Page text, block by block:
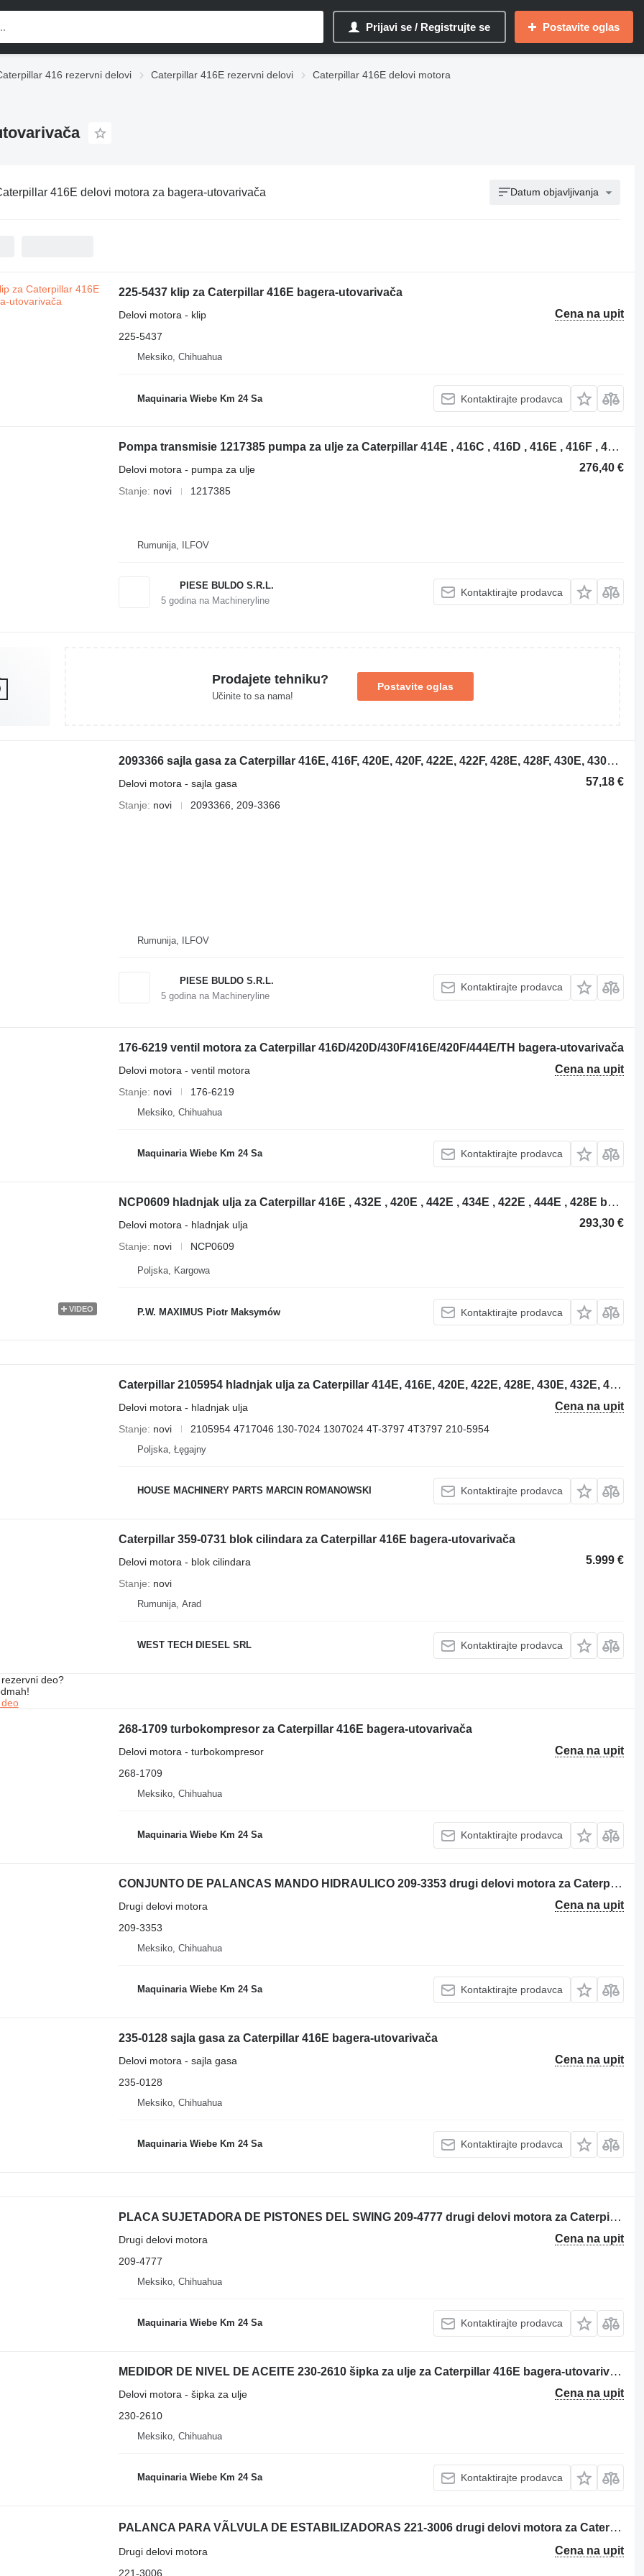
Prijavi se / Registrujte se Postavite oglas
416 rezervni delovi Caterpillar 416E rezervni delovi
Caterpillar 416E delovi motora
416E delovi motora za bagerа-utovarivačа Datum objavljivanja
225-5437 klip za Caterpillar 416E bagera-utovarivača
Cena na upit
Delovi motora - klip
225-5437
Meksiko, Chihuahua
Maquinaria Wiebe Km 24 Sa Kontaktirajte prodavca
Pompa transmisie 1217385 pumpa za ulje za Caterpillar 414E , 416C , 416D , 416E , 416F , 420D , 420E , 420F , 422E , 422F , 424B , 424B HD , 424D , 426C , 428C , 428D , 428E , 428F , 430D , 430E , 430F , 432D , 432E , 432F , 434E , 434F , 436C , 438C , 438D , 442D , 442E , 444E , 444F bagera-utovarivača
276,40 €
Delovi motora - pumpa za ulje
Stanje
novi 1217385
Rumunija, ILFOV
PIESE BULDO S.R.L.
5godina na Machineryline
Kontaktirajte prodavca
Prodajete tehniku?
Učinite to sa nama!
Postavite oglas
2093366 sajla gasa za Caterpillar 416E, 416F, 420E, 420F, 422E, 422F, 428E, 428F, 430E, 430F, 432E, 432F, 434E, 434F, 442E, 444E, 444F bagera-utovarivača
57,18 €
Delovi motora - sajla gasa
Stanje
novi 2093366, 209-3366
Rumunija, ILFOV
PIESE BULDO S.R.L.
5godina na Machineryline
Kontaktirajte prodavca
176-6219 ventil motora za Caterpillar 416D/420D/430F/416E/420F/444E/TH bagera-utovarivača
Cena na upit
Delovi motora - ventil motora
Stanje
novi 176-6219
Meksiko, Chihuahua
Maquinaria Wiebe Km 24 Sa Kontaktirajte prodavca
VIDEO
NCP0609 hladnjak ulja za Caterpillar 416E , 432E , 420E , 442E , 434E , 422E , 444E , 428E bagera-utovarivača
293,30 €
Delovi motora - hladnjak ulja
Stanje
novi NCP0609
Poljska, Kargowa
P.W. MAXIMUS Piotr Maksymów Kontaktirajte prodavca
Caterpillar 2105954 hladnjak ulja za Caterpillar 414E, 416E, 420E, 422E, 428E, 430E, 432E, 434E, 442E, 444E bagera-utovarivača
Cena na upit
Delovi motora - hladnjak ulja
Stanje
novi 2105954 4717046 130-7024 1307024 4T-3797 4T3797 210-5954
Poljska, Łęgajny
HOUSE MACHINERY PARTS MARCIN ROMANOWSKI Kontaktirajte prodavca
Caterpillar 359-0731 blok cilindara za Caterpillar 416E bagera-utovarivača
5.999 €
Delovi motora - blok cilindara
Stanje
novi
Rumunija, Arad
WEST TECH DIESEL SRL Kontaktirajte prodavca
dеo?
268-1709 turbokompresor za Caterpillar 416E bagera-utovarivača
Cena na upit
Delovi motora - turbokompresor
268-1709
Meksiko, Chihuahua
Maquinaria Wiebe Km 24 Sa Kontaktirajte prodavca
CONJUNTO DE PALANCAS MANDO HIDRAULICO 209-3353 drugi delovi motora za Caterpillar 416E bagera-utovarivača
Cena na upit
Drugi delovi motora
209-3353
Meksiko, Chihuahua
Maquinaria Wiebe Km 24 Sa Kontaktirajte prodavca
235-0128 sajla gasa za Caterpillar 416E bagera-utovarivača
Cena na upit
Delovi motora - sajla gasa
235-0128
Meksiko, Chihuahua
Maquinaria Wiebe Km 24 Sa Kontaktirajte prodavca
PLACA SUJETADORA DE PISTONES DEL SWING 209-4777 drugi delovi motora za Caterpillar 416E bagera-utovarivača
Cena na upit
Drugi delovi motora
209-4777
Meksiko, Chihuahua
Maquinaria Wiebe Km 24 Sa Kontaktirajte prodavca
MEDIDOR DE NIVEL DE ACEITE 230-2610 šipka za ulje za Caterpillar 416E bagera-utovarivača
Cena na upit
Delovi motora - šipka za ulje
230-2610
Meksiko, Chihuahua
Maquinaria Wiebe Km 24 Sa Kontaktirajte prodavca
PALANCA PARA VÃLVULA DE ESTABILIZADORAS 221-3006 drugi delovi motora za Caterpillar 416E bagera-utovarivača
Cena na upit
Drugi delovi motora
221-3006